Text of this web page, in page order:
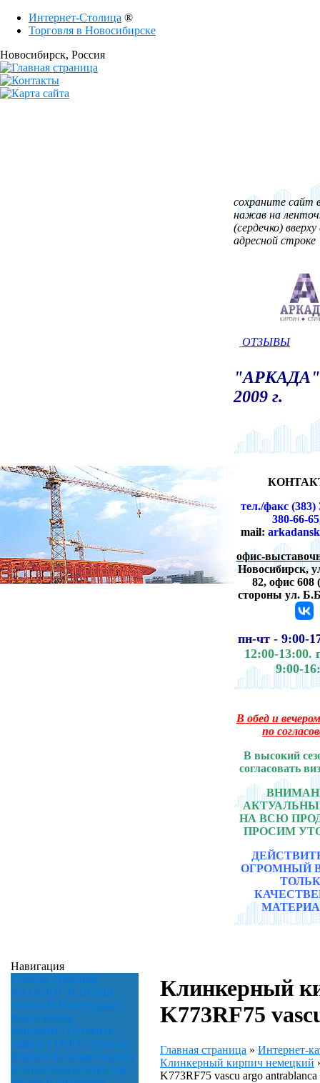
Интернет-Столица ®
Торговля в Новосибирске
Новосибирск, Россия
сохраните сайт
нажав на
(сердечко)
адресной строке
ОТЗЫВЫ
2009 г.
тел./факс (383)
380-66-65
mail:
офис-
Новосибирск,
82, офис 608 (
стороны ул.
пн-чт - 9:00-
12:00-13:00.
9:00-
В обед и
по
В высокий
согласовать
НА ВСЮ
ПРОСИМ
ОГРОМНЫЙ
Навигация
Главная страница
КАТАЛОГ И ЦЕНЫ
Акции И Распродажи
Фотогалерея
Контакты / Оставить
Заявку в ООО "Аркада"
Кирпич Красная гвардия
Клинкерная плитка для
Клинкерный
K773RF75
Главная страница » Интернет-
Клинкерный кирпич немецкий
K773RF75 vascu argo antrablanca